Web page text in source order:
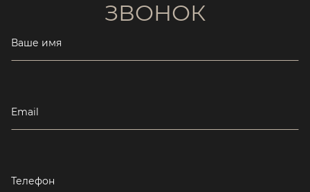
ЗВОНОК
Ваше имя
Email
Телефон